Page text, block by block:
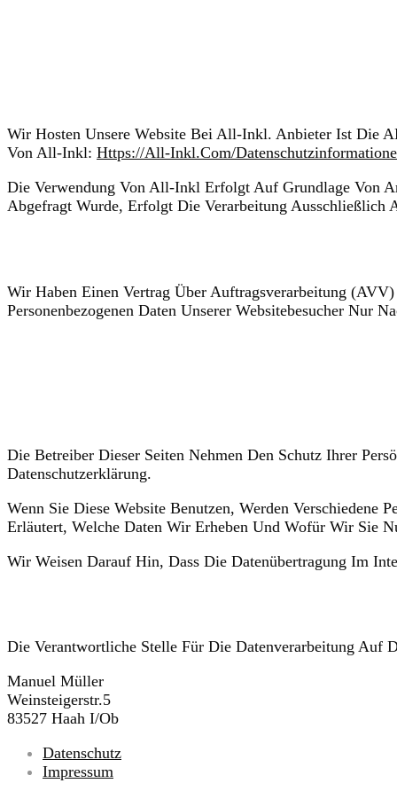
Wir Hosten Unsere Website Bei All-Inkl. Anbieter Ist Die
Von All-Inkl: Https://all-Inkl.com/
Die Verwendung Von All-Inkl Erfolgt Auf Grundlage Von
Abgefragt Wurde, Erfolgt Die Verarbeitung
Wir Haben Einen Vertrag Über Auftragsverarbeitung
Personenbezogenen Daten Unserer Websitebesucher Nur
Die Betreiber Dieser Seiten Nehmen Den Schutz Ihrer
Datenschutzerklärung.
Wenn Sie Diese Website Benutzen, Werden Verschiedene
Erläutert, Welche Daten Wir Erheben Und Wofür Wir Sie
Wir Weisen Darauf Hin, Dass Die Datenübertragung Im
Die Verantwortliche Stelle Für Die Datenverarbeitung Auf
Manuel Müller
Weinsteigerstr.5
83527 Haah I/ob
Datenschutz
Impressum